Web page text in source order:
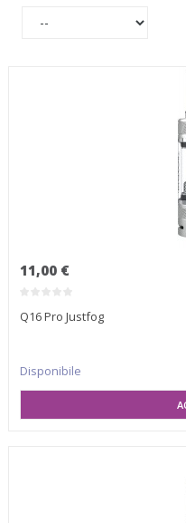
11,00 €
Q16 Pro Justfog
Disponibile